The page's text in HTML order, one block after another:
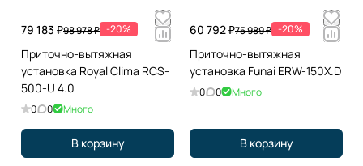
79 183 ₽98 978 ₽ -20%
Приточно-вытяжная
установка Royal Clima RCS-
500-U 4.0
0 0 Много
В корзину
60 792 ₽75 989 ₽ -20%
Приточно-вытяжная
установка Funai ERW-150X.D
0 0 Много
В корзину